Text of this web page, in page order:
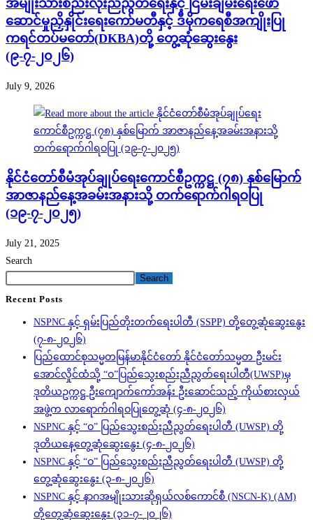
အမျိုးသားစည်းလုံးညီညွတ်ရေးနှင့် ငြိမ်းချမ်းရေးဖော်
ဆောင်မှုညှိနှိုင်းရေးကော်မတီနှင့် ဒီမိုကရေစီအကျိုးပြု
ကရင်တပ်မတော်(DKBA)တို့ တွေ့ဆုံဆွေးနွေး
(၉-၇-၂၀၂၆)
July 9, 2026
နိုင်ငံတော်စီမံအုပ်ချုပ်ရေးကောင်စီဥက္ကဋ္ဌ (၇၈) နှစ်မြောက်
အာဇာနည်နေ့အခမ်းအနားသို့ တက်ရောက်ဂါရဝပြု
(၁၉-၇-၂၀၂၅)
July 21, 2025
Search
Search
Recent Posts
NSPNC နှင့် ရှမ်းပြည်တိုးတက်ရေးပါတီ (SSPP) တို့တွေ့ဆုံဆွေးနွေး
(၇-၈-၂၀၂၆)
ပြည်ထောင်စုသမ္မတမြန်မာနိုင်ငံတော် နိုင်ငံတော်သမ္မတ ဦးမင်း
အောင်လှိုင်ထံသို့ “ဝ”ပြည်သွေးစည်းညီညွတ်ရေးပါတီ(UWSP)မှ
ဒုတိယဥက္ကဋ္ဌ ဦးကျောက်ကော်အန်း ဦးဆောင်သည့် ကိုယ်စားလှယ်
အဖွဲ့က လာရောက်ဂါရဝပြုတွေ့ဆုံ (၄-၈-၂၀၂၆)
NSPNC နှင့် “ဝ” ပြည်သွေးစည်းညီညွတ်ရေးပါတီ (UWSP) တို့
ဒုတိယနေ့တွေ့ဆုံဆွေးနွေး (၄-၈-၂၀၂၆)
NSPNC နှင့် “ဝ” ပြည်သွေးစည်းညီညွတ်ရေးပါတီ (UWSP) တို့
တွေ့ဆုံဆွေးနွေး (၃-၈-၂၀၂၆)
NSPNC နှင့် နာဂအမျိုးသားဆိုရှယ်လစ်ကောင်စီ (NSCN-K) (AM)
တို့တွေ့ဆုံဆွေးနွေး (၃၁-၇-၂၀၂၆)